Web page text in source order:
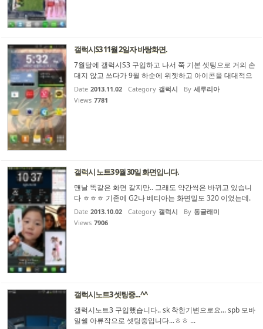
갤럭시S3 11월 2일자 바탕화면.
7월달에 갤럭시S3 구입하고 나서 쭉 기본 셋팅으로 거의 손
대지 않고 쓰다가 9월 하순에 위젯하고 아이콘을 대대적으
로 정리했습니다. (그땐 지금 스샷과 비슷하지만 미묘하게
다른 부분이 몇 군데 있었습니다) 그리고 뒤의 배경화면이
Date 2013.11.02 Category 갤럭시 By 세루리아
Views 7781
갤럭시 노트3 9월 30일 화면입니다.
맨날 똑같은 화면 같지만.. 그래도 약간씩은 바뀌고 있습니
다 ㅎㅎㅎ 기존에 G2나 베티아는 화면밀도 320 이었는데.
노트3는 더 작게 쓰는게 편해서 290으로 변경하고 화면 가
로세로로 기존 10행 7열에서 11행 8열로 한줄,한칸씩 늘렸
Date 2013.10.02 Category 갤럭시 By 동글래미
Views 7906
갤럭시노트3 셋팅중...^^
갤럭시노트3 구입했습니다.. sk 착한기변으로요... spb 모바
일쉘 아류작으로 셋팅중입니다...ㅎㅎ ...